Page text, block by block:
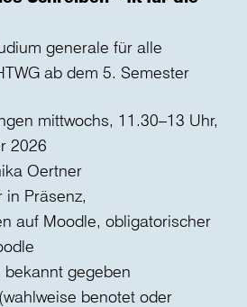
generale für alle
ab dem 5. Semester
mittwochs, 11.30–13 Uhr,
2026
Oertner
in Präsenz,
auf Moodle, obligatorischer
bekannt gegeben
benotet oder